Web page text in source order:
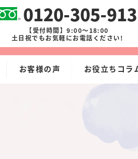
0120-305-913
【受付時間】9:00～18:00
土日祝でもお気軽にお電話ください!
お客様の声 お役立ちコラ